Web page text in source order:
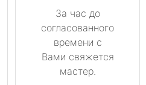
За час до
согласованного
времени с
Вами свяжется
мастер.